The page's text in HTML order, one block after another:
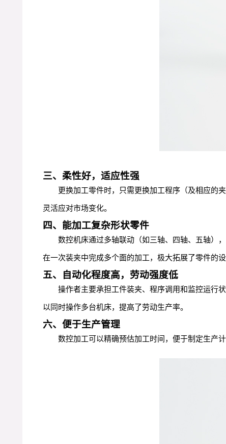
三、柔性好，适应性强
更换加工零件时，只需更换加工程序（及相应的
灵活应对市场变化。
四、能加工复杂形状零件
数控机床通过多轴联动（如三轴、四轴、五轴）
在一次装夹中完成多个面的加工，极大拓展了零件的设
五、自动化程度高，劳动强度低
操作者主要承担工件装夹、程序调用和监控运行
以同时操作多台机床，提高了劳动生产率。
六、便于生产管理
数控加工可以精确预估加工时间，便于制定生产